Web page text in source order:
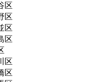
区
区
区
区
区
区